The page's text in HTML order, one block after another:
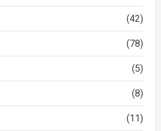
(42)
(78)
(5)
(8)
(11)